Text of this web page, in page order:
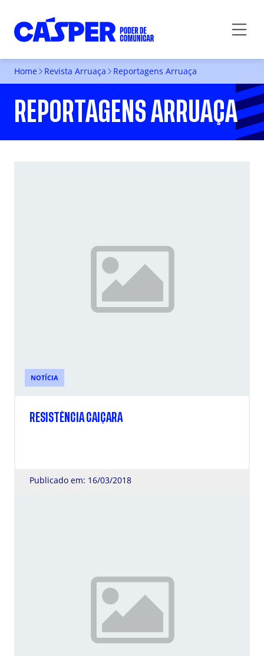
Home Revista Arruaça Reportagens Arruaça
REPORTAGENS ARRUAÇA
NOTÍCIA
RESISTÊNCIA CAIÇARA
Publicado em: 16/03/2018